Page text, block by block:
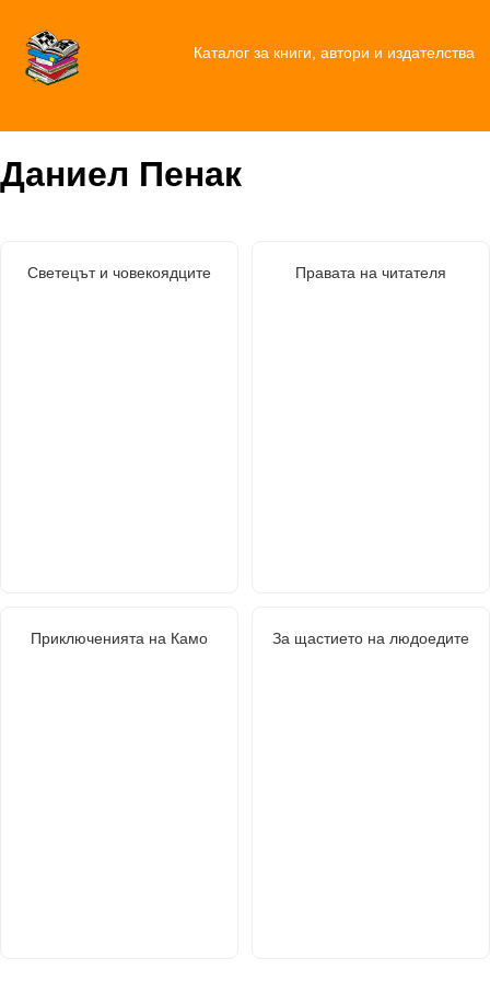
Каталог за книги, автори и издателства
Даниел Пенак
Светецът и човекоядците Правата на читателя
Приключенията на Камо За щастието на людоедите